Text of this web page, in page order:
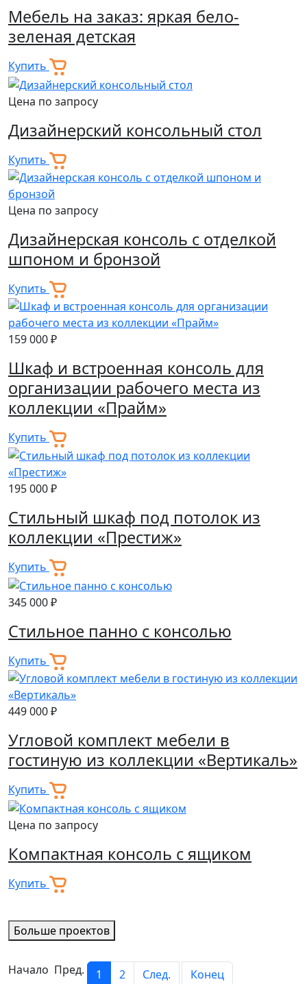
Мебель на заказ: яркая бело-
зеленая детская
Купить
Цена по запросу
Дизайнерский консольный стол
Купить
Цена по запросу
Дизайнерская консоль с отделкой
шпоном и бронзой
Купить
159 000 ₽
Шкаф и встроенная консоль для
организации рабочего места из
коллекции «Прайм»
Купить
195 000 ₽
Стильный шкаф под потолок из
коллекции «Престиж»
Купить
345 000 ₽
Стильное панно с консолью
Купить
449 000 ₽
Угловой комплект мебели в
гостиную из коллекции «Вертикаль»
Купить
Цена по запросу
Компактная консоль с ящиком
Купить
Больше проектов
Начало Пред. 1 2 След. Конец